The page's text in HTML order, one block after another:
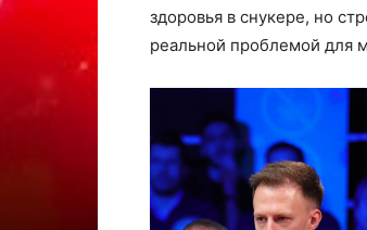
здоровья в снукере, но
реальной проблемой для